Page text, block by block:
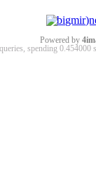
Powered by
spending